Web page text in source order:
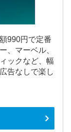
990円で定番
、マーベル、
ックなど、幅
告なしで楽し